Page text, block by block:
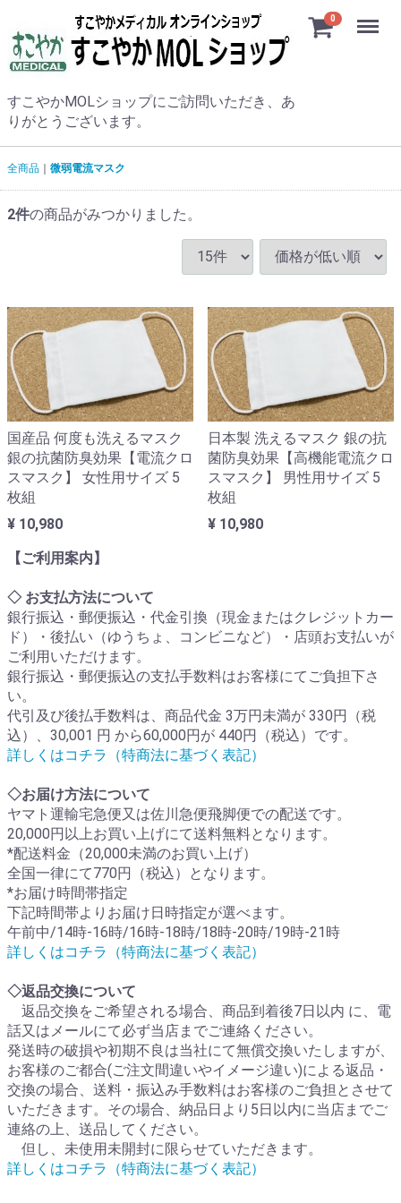
すこやかMOLショップにご訪問いただき、あ
りがとうございます。
0 Menu
全商品 微弱電流マスク
2件の商品がみつかりました。
国産品 何度も洗えるマスク
銀の抗菌防臭効果【電流クロ
スマスク】 女性用サイズ 5
枚組
¥ 10,980
日本製 洗えるマスク 銀の抗
菌防臭効果【高機能電流クロ
スマスク】 男性用サイズ 5
枚組
¥ 10,980
【ご利用案内】
◇ お支払方法について
銀行振込・郵便振込・代金引換（現金またはクレジットカー
ド）・後払い（ゆうちょ、コンビニなど）・店頭お支払いが
ご利用いただけます。
銀行振込・郵便振込の支払手数料はお客様にてご負担下さ
い。
代引及び後払手数料は、商品代金 3万円未満が 330円（税
込）、30,001 円 から60,000円が 440円（税込）です。
詳しくはコチラ（特商法に基づく表記）
◇お届け方法について
ヤマト運輸宅急便又は佐川急便飛脚便での配送です。
20,000円以上お買い上げにて送料無料となります。
*配送料金（20,000未満のお買い上げ）
全国一律にて770円（税込）となります。
*お届け時間帯指定
下記時間帯よりお届け日時指定が選べます。
午前中/14時-16時/16時-18時/18時-20時/19時-21時
詳しくはコチラ（特商法に基づく表記）
◇返品交換について
返品交換をご希望される場合、商品到着後7日以内 に、電
話又はメールにて必ず当店までご連絡ください。
発送時の破損や初期不良は当社にて無償交換いたしますが、
お客様のご都合(ご注文間違いやイメージ違い)による返品・
交換の場合、送料・振込み手数料はお客様のご負担とさせて
いただきます。その場合、納品日より5日以内に当店までご
連絡の上、送品してください。
但し、未使用未開封に限らせていただきます。
詳しくはコチラ（特商法に基づく表記）